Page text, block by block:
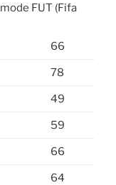
FUT (Fifa
66
78
49
59
66
64